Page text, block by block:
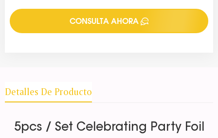
CONSULTA AHORA
Detalles De Producto
5pcs / Set Celebrating Party Foil